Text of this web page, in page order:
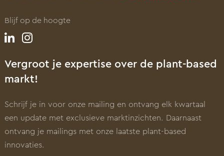
Blijf op de hoogte
Vergroot je expertise over de plant-based
markt!
Schrijf je in voor onze mailing en ontvang elk kwartaal
een update met exclusieve marktinzichten. Daarnaast
ontvang je mailings met onze laatste plant-based
innovaties.